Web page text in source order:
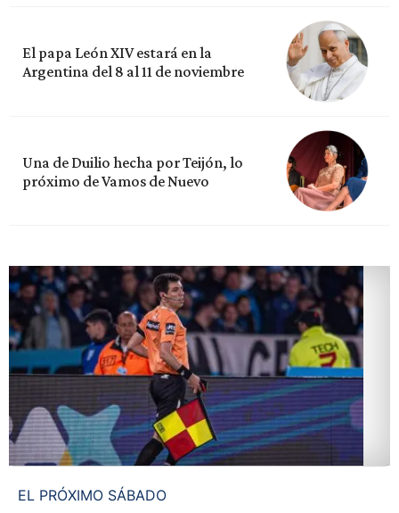
El papa León XIV estará en la
Argentina del 8 al 11 de noviembre
Una de Duilio hecha por Teijón, lo
próximo de Vamos de Nuevo
EL PRÓXIMO SÁBADO